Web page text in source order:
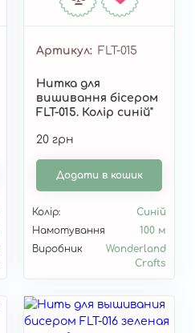
Артикул FLT-015
Нитка для
вишивання бісером
FLT-015. Колір синій"
20 грн
Додати в кошик
Колір:
Синій
Намотування
100 м
Виробник
Wonderland
Crafts